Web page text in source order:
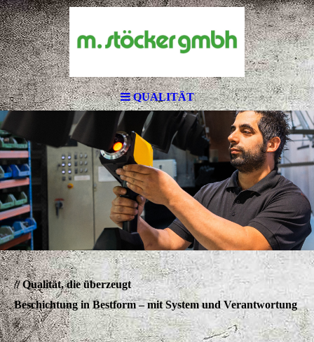
QUALITÄT
// Qualität, die überzeugt
Beschichtung in Bestform – mit System und Verantwortung